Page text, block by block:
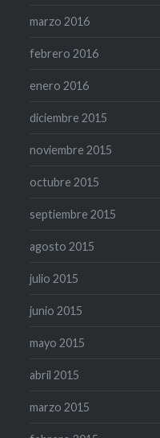
marzo 2016
febrero 2016
enero 2016
diciembre 2015
noviembre 2015
octubre 2015
septiembre 2015
agosto 2015
julio 2015
junio 2015
mayo 2015
abril 2015
marzo 2015